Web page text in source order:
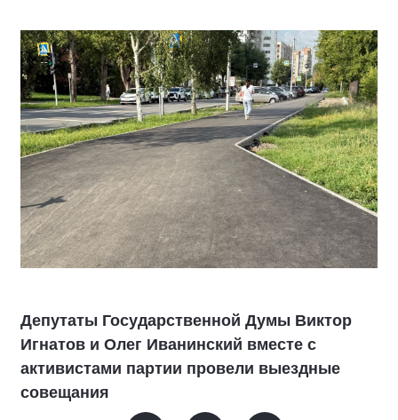
Депутаты Государственной Думы Виктор
Игнатов и Олег Иванинский вместе с
активистами партии провели выездные
совещания